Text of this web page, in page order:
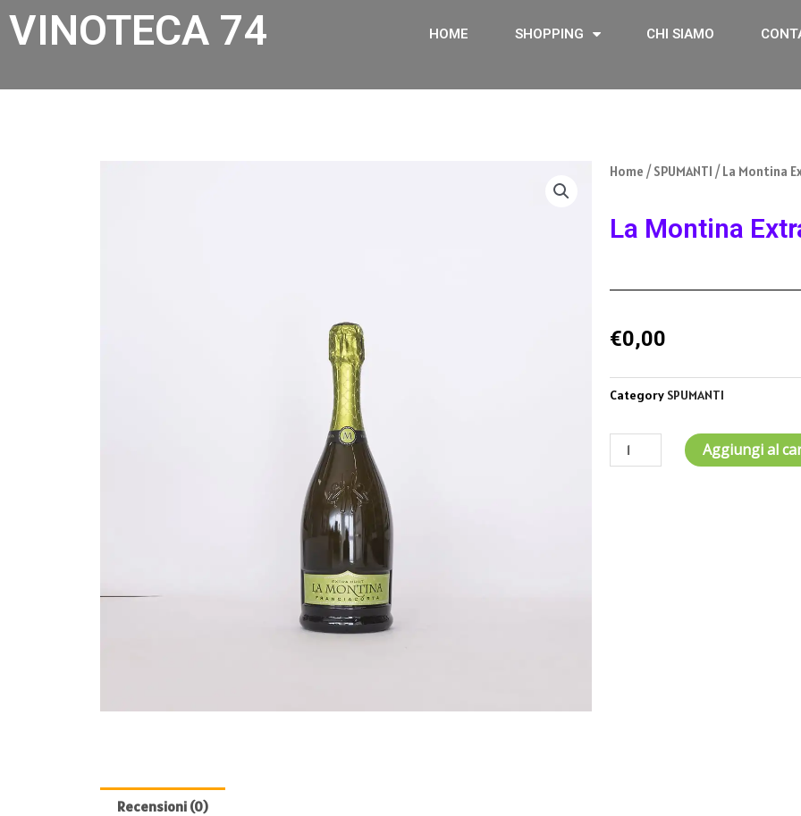
VINOTECA 74 HOME SHOPPING CHI SIAMO
Home /SPUMANTI / La Montina
La Montina
€0,00
Category SPUMANTI
Aggiungi al
Recensioni (0)